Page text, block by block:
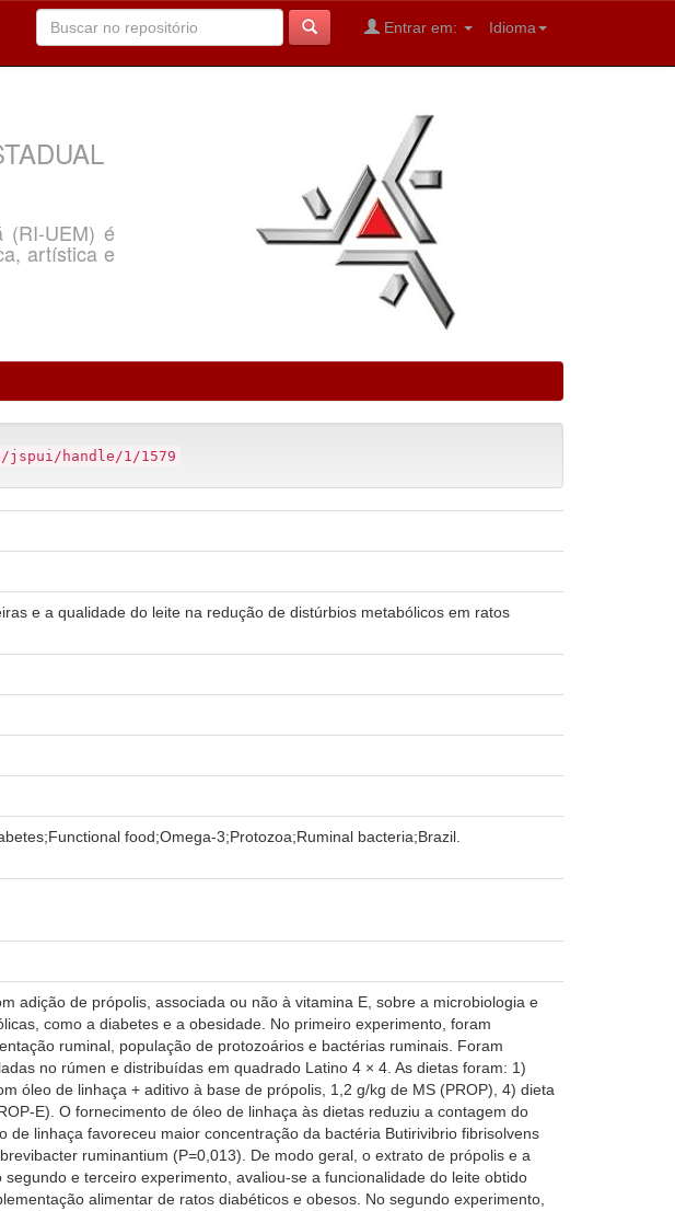
Idioma
Entrar em:
(RI-UEM) é
artística e
handle/1/1579
e a qualidade do leite na redução de distúrbios metabólicos em ratos
food;Omega-3;Protozoa;Ruminal bacteria;Brazil.
adição de própolis, associada ou não à vitamina E, sobre a microbiologia e
como a diabetes e a obesidade. No primeiro experimento, foram
ruminal, população de protozoários e bactérias ruminais. Foram
no rúmen e distribuídas em quadrado Latino 4 × 4. As dietas foram: 1)
óleo de linhaça + aditivo à base de própolis, 1,2 g/kg de MS (PROP), 4) dieta
E). O fornecimento de óleo de linhaça às dietas reduziu a contagem do
linhaça favoreceu maior concentração da bactéria Butirivibrio fibrisolvens
ruminantium (P=0,013). De modo geral, o extrato de própolis e a
e terceiro experimento, avaliou-se a funcionalidade do leite obtido
alimentar de ratos diabéticos e obesos. No segundo experimento,